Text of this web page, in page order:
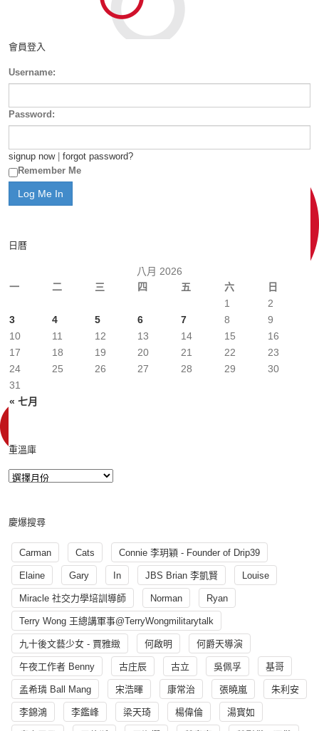
會員登入
Username:
Password:
signup now| forgot password?
Remember Me
日曆
八月 2026
一
二 三 四 五 六 日
« 七月
1
2
3
4 5 6 7 8
9
10
11 12 13 14 15
16
17
18 19 20 21 22
23
24
25 26 27 28 29
30
31
重溫庫
慶爆搜尋
Carman Cats Connie 李玥穎 - Founder of Drip39
Elaine Gary In JBS Brian 李凱賢 Louise
Miracle 社交力學培訓導師 Norman Ryan
Terry Wong 王總講軍事@TerryWongmilitarytalk
九十後文藝少女 - 賈雅緻 何啟明 何爵天導演
午夜工作者 Benny 古庄辰 古立 吳佩孚 基哥
孟希璘 Ball Mang 宋浩暉 康常治 張曉嵐 朱利安
李錦鴻 李鑑峰 梁天琦 楊偉倫 湯寳如